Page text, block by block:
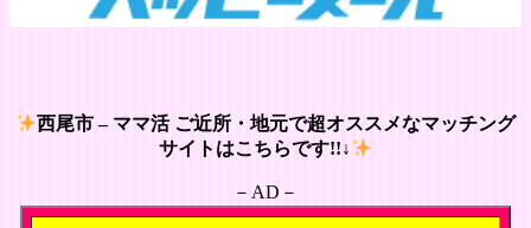
西尾市 – ママ活 ご近所・地元で超オススメなマッチング
サイトはこちらです!!↓
－AD－